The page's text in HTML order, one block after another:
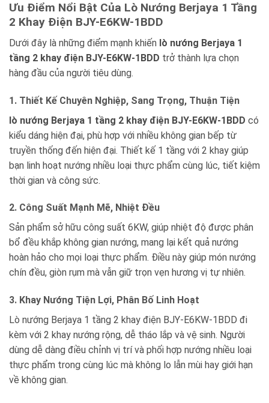
Ưu Điểm Nổi Bật Của Lò Nướng Berjaya 1 Tầng
2 Khay Điện BJY-E6KW-1BDD
Dưới đây là những điểm mạnh khiến lò nướng Berjaya 1
tầng 2 khay điện BJY-E6KW-1BDD trở thành lựa chọn
hàng đầu của người tiêu dùng.
1. Thiết Kế Chuyên Nghiệp, Sang Trọng, Thuận Tiện
lò nướng Berjaya 1 tầng 2 khay điện BJY-E6KW-1BDD có
kiểu dáng hiện đại, phù hợp với nhiều không gian bếp từ
truyền thống đến hiện đại. Thiết kế 1 tầng với 2 khay giúp
bạn linh hoạt nướng nhiều loại thực phẩm cùng lúc, tiết kiệm
thời gian và công sức.
2. Công Suất Mạnh Mẽ, Nhiệt Đều
Sản phẩm sở hữu công suất 6KW, giúp nhiệt độ được phân
bổ đều khắp không gian nướng, mang lại kết quả nướng
hoàn hảo cho mọi loại thực phẩm. Điều này giúp món nướng
chín đều, giòn rụm mà vẫn giữ trọn vẹn hương vị tự nhiên.
3. Khay Nướng Tiện Lợi, Phân Bố Linh Hoạt
Lò nướng Berjaya 1 tầng 2 khay điện BJY-E6KW-1BDD đi
kèm với 2 khay nướng rộng, dễ tháo lắp và vệ sinh. Người
dùng dễ dàng điều chỉnh vị trí và phối hợp nướng nhiều loại
thực phẩm trong cùng lúc mà không lo lẫn mùi hay giới hạn
về không gian.